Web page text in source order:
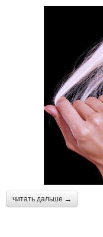
читать дальше →